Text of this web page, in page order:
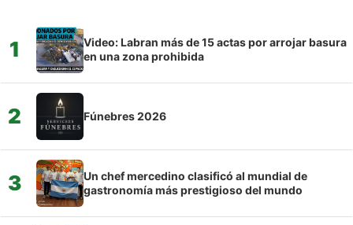
1
Video: Labran más de 15 actas por arrojar basura
en una zona prohibida
2 Fúnebres 2026
3
Un chef mercedino clasificó al mundial de
gastronomía más prestigioso del mundo